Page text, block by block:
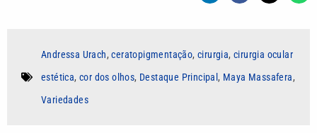
Andressa Urach,ceratopigmentação,cirurgia,cirurgia ocular
estética,cor dos olhos, Destaque Principal, Maya Massafera,
Variedades